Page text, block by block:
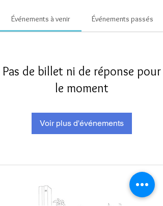
Événements à venir Événements passés
Pas de billet ni de réponse pour
le moment
Voir plus d'événements